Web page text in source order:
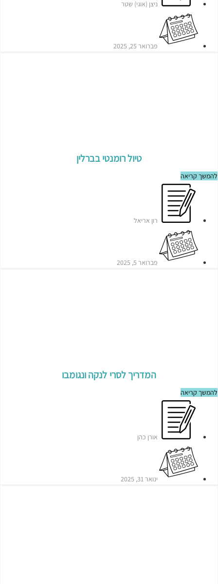
ניצן (אוגי) שטר
פברואר 25, 2025
טיול רומנטי בברלין
להמשך קריאה
רון אריאל
פברואר 5, 2025
המדריך לסרי לנקה ונגומבו
להמשך קריאה
אורן כהן
ינואר 31, 2025